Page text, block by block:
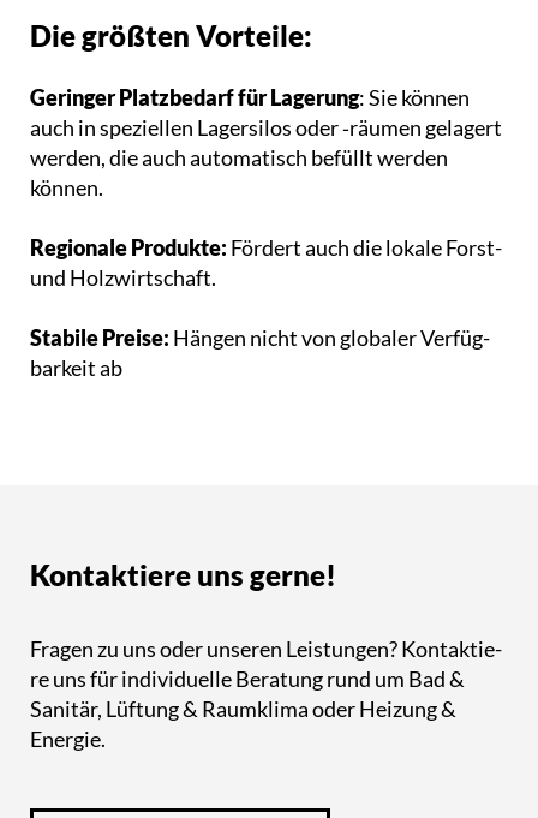
Die größten Vorteile:
Geringer Platz­be­darf für Lagerung: Sie können
auch in spe­zi­el­len Lager­si­los oder ‑räumen gelagert
werden, die auch auto­ma­tisch befüllt werden
können.
Regionale Produkte: Fördert auch die lokale Forst-
und Holz­wirt­schaft.
Stabile Preise: Hängen nicht von globaler Ver­füg­
bar­keit ab
Kon­tak­tie­re uns gerne!
Fragen zu uns oder unseren Leis­tun­gen? Kon­tak­tie­
re uns für indi­vi­du­el­le Beratung rund um Bad &
Sanitär, Lüftung & Raumklima oder Heizung &
Energie.